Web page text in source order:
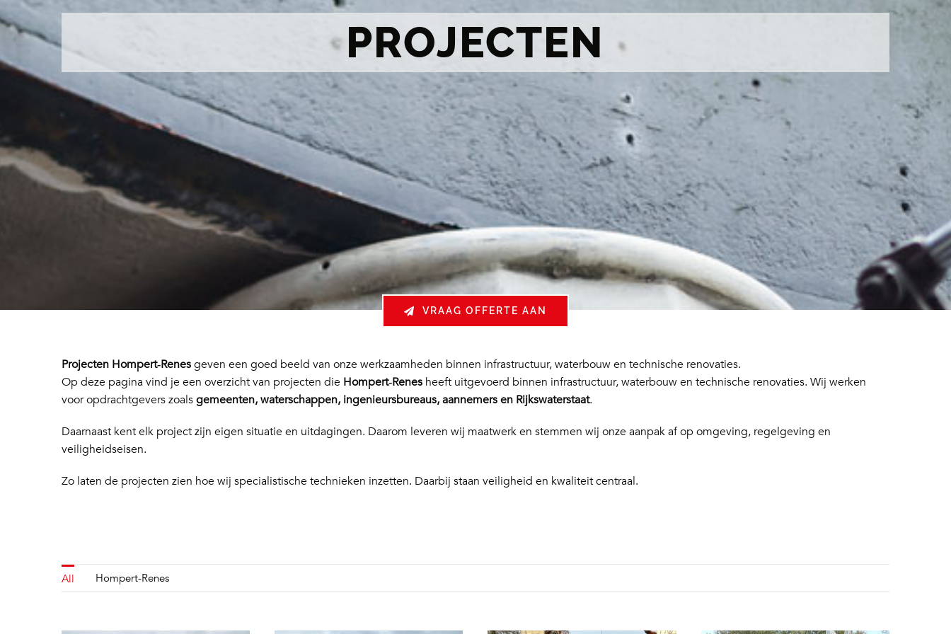
PROJECTEN
VRAAG OFFERTE AAN
Projecten Hompert‑Renesgeven een goed beeld van onze werkzaamheden binnen infrastructuur, waterbouw en technische renovaties.
Op deze pagina vind je een overzicht van projecten die Hompert‑Renesheeft uitgevoerd binnen infrastructuur, waterbouw en technische renovaties. Wij werken
voor opdrachtgevers zoalsgemeenten, waterschappen, ingenieursbureaus, aannemers en Rijkswaterstaat.
Daarnaast kent elk project zijn eigen situatie en uitdagingen. Daarom leveren wij maatwerk en stemmen wij onze aanpak af op omgeving, regelgeving en
veiligheidseisen.
Zo laten de projecten zien hoe wij specialistische technieken inzetten. Daarbij staan veiligheid en kwaliteit centraal.
All Hompert-Renes